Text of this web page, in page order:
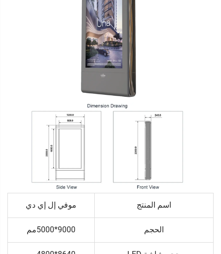
اسم المنتج موفي إل إي دي
الحجم 9000*5000مم